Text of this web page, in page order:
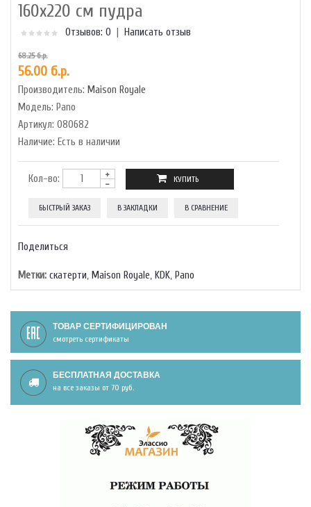
160x220 см пудра
Отзывов: 0 Написать отзыв
68.25 б.р.
56.00 б.р.
Производитель: Maison Royale
Модель: Pano
Артикул: 080682
Наличие: Есть в наличии
Кол-во:
БЫСТРЫЙ ЗАКАЗ В ЗАКЛАДКИ В СРАВНЕНИЕ
Поделиться
Метки: скатерти, Maison Royale, KDK, Pano
ТОВАР СЕРТИФИЦИРОВАН
смотреть сертификаты
БЕСПЛАТНАЯ ДОСТАВКА
на все заказы от 70 руб.